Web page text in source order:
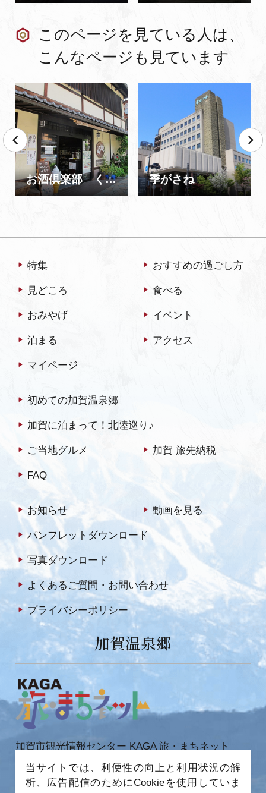
このページを見ている人は、
こんなページも見ています
お酒倶楽部 くぼで 季がさね
特集 おすすめの過ごし方
見どころ 食べる
おみやげ イベント
泊まる アクセス
マイページ
初めての加賀温泉郷
加賀に泊まって！北陸巡り♪
ご当地グルメ 加賀 旅先納税
FAQ
お知らせ 動画を見る
パンフレットダウンロード
写真ダウンロード
よくあるご質問・お問い合わせ
プライバシーポリシー
加賀温泉郷
加賀市観光情報センター KAGA 旅・まちネット
〒922-0423
石川県加賀市作見町ヲ6-2 JR 加賀温泉駅内
当サイトでは、利便性の向上と利用状況の解
析、広告配信のためにCookieを使用していま